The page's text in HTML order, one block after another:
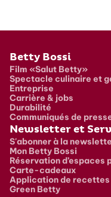
Pied de page
Betty Bossi
Film «Salut Betty»
Spectacle culinaire et
Entreprise
Carrière & jobs
Durabilité
Communiqués de
Newsletter et
S'abonner à la
Mon Betty Bossi
Réservation d’espaces
Carte-cadeaux
Application de recettes
Green Betty